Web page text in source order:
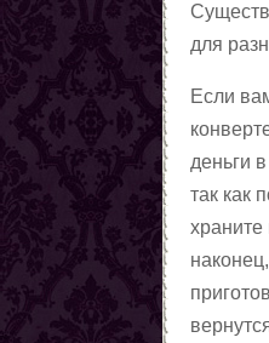
для
Если
деньги
так как